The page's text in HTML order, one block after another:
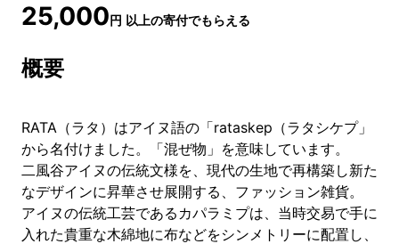
25,000円 以上の寄付でもらえる
概要
RATA（ラタ）はアイヌ語の「rataskep（ラタシケプ」
から名付けました。「混ぜ物」を意味しています。
二風谷アイヌの伝統文様を、現代の生地で再構築し新た
なデザインに昇華させ展開する、ファッション雑貨。
アイヌの伝統工芸であるカパラミプは、当時交易で手に
入れた貴重な木綿地に布などをシンメトリーに配置し、